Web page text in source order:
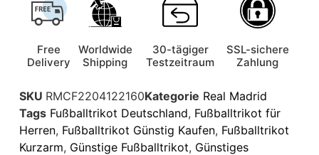
Free
Delivery
Worldwide
Shipping
30-tägiger
Testzeitraum
SSL-sichere
Zahlung
SKU RMCF2204122160Kategorie Real Madrid
Tags Fußballtrikot Deutschland, Fußballtrikot für
Herren, Fußballtrikot Günstig Kaufen, Fußballtrikot
Kurzarm, Günstige Fußballtrikot, Günstiges